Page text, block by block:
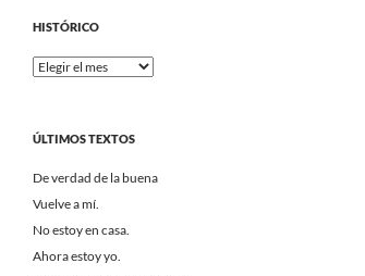
HISTÓRICO
Histórico
ÚLTIMOS TEXTOS
De verdad de la buena
Vuelve a mí.
No estoy en casa.
Ahora estoy yo.